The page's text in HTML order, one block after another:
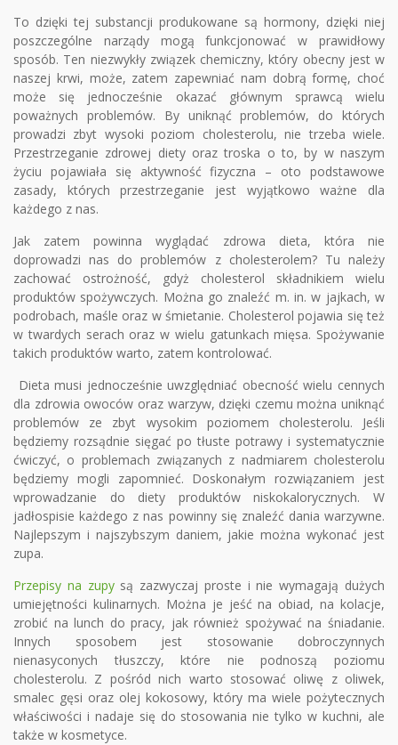
To dzięki tej substancji produkowane są hormony, dzięki niej
poszczególne narządy mogą funkcjonować w prawidłowy
sposób. Ten niezwykły związek chemiczny, który obecny jest w
naszej krwi, może, zatem zapewniać nam dobrą formę, choć
może się jednocześnie okazać głównym sprawcą wielu
poważnych problemów. By uniknąć problemów, do których
prowadzi zbyt wysoki poziom cholesterolu, nie trzeba wiele.
Przestrzeganie zdrowej diety oraz troska o to, by w naszym
życiu pojawiała się aktywność fizyczna – oto podstawowe
zasady, których przestrzeganie jest wyjątkowo ważne dla
każdego z nas.
Jak zatem powinna wyglądać zdrowa dieta, która nie
doprowadzi nas do problemów z cholesterolem? Tu należy
zachować ostrożność, gdyż cholesterol składnikiem wielu
produktów spożywczych. Można go znaleźć m. in. w jajkach, w
podrobach, maśle oraz w śmietanie. Cholesterol pojawia się też
w twardych serach oraz w wielu gatunkach mięsa. Spożywanie
takich produktów warto, zatem kontrolować.
Dieta musi jednocześnie uwzględniać obecność wielu cennych
dla zdrowia owoców oraz warzyw, dzięki czemu można uniknąć
problemów ze zbyt wysokim poziomem cholesterolu. Jeśli
będziemy rozsądnie sięgać po tłuste potrawy i systematycznie
ćwiczyć, o problemach związanych z nadmiarem cholesterolu
będziemy mogli zapomnieć. Doskonałym rozwiązaniem jest
wprowadzanie do diety produktów niskokalorycznych. W
jadłospisie każdego z nas powinny się znaleźć dania warzywne.
Najlepszym i najszybszym daniem, jakie można wykonać jest
zupa.
Przepisy na zupysą zazwyczaj proste i nie wymagają dużych
umiejętności kulinarnych. Można je jeść na obiad, na kolacje,
zrobić na lunch do pracy, jak również spożywać na śniadanie.
Innych sposobem jest stosowanie dobroczynnych
nienasyconych tłuszczy, które nie podnoszą poziomu
cholesterolu. Z pośród nich warto stosować oliwę z oliwek,
smalec gęsi oraz olej kokosowy, który ma wiele pożytecznych
właściwości i nadaje się do stosowania nie tylko w kuchni, ale
także w kosmetyce.